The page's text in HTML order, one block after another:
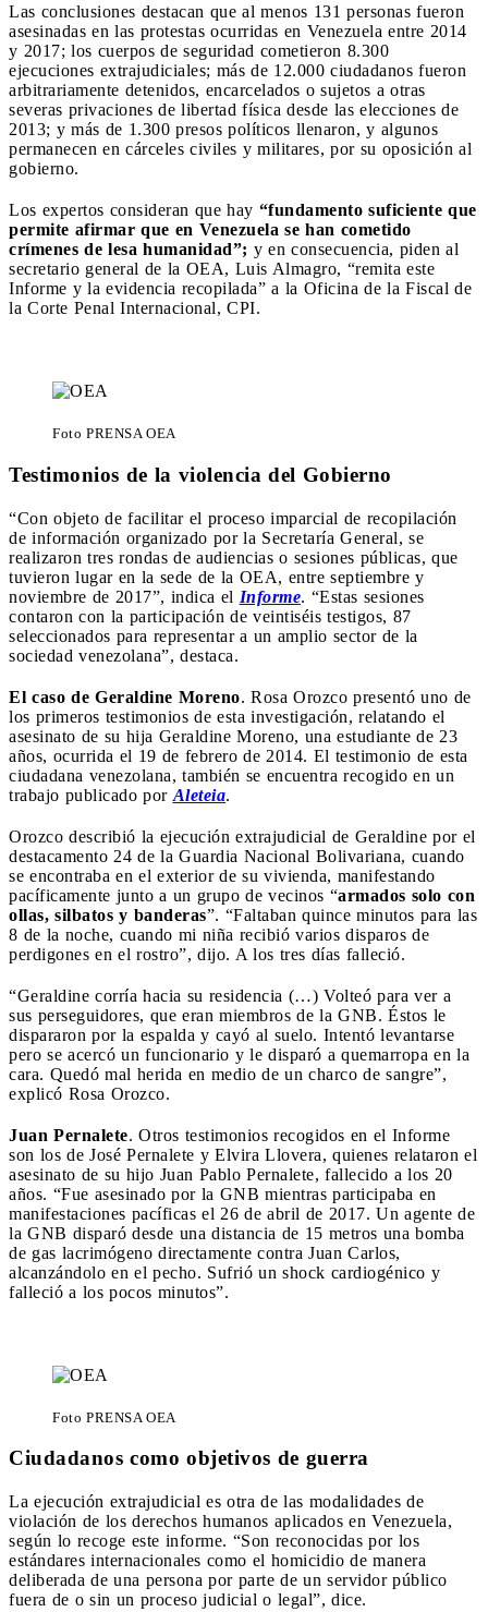
Las conclusiones destacan que al menos 131 personas fueron
asesinadas en las protestas ocurridas en Venezuela entre 2014
y 2017; los cuerpos de seguridad cometieron 8.300
ejecuciones extrajudiciales; más de 12.000 ciudadanos fueron
arbitrariamente detenidos, encarcelados o sujetos a otras
severas privaciones de libertad física desde las elecciones de
2013; y más de 1.300 presos políticos llenaron, y algunos
permanecen en cárceles civiles y militares, por su oposición al
gobierno.
Los expertos consideran que hay “fundamento suficiente que
permite afirmar que en Venezuela se han cometido
crímenes de lesa humanidad”; y en consecuencia, piden al
secretario general de la OEA, Luis Almagro, “remita este
Informe y la evidencia recopilada” a la Oficina de la Fiscal de
la Corte Penal Internacional, CPI.
Foto PRENSA OEA
Testimonios de la violencia del Gobierno
“Con objeto de facilitar el proceso imparcial de recopilación
de información organizado por la Secretaría General, se
realizaron tres rondas de audiencias o sesiones públicas, que
tuvieron lugar en la sede de la OEA, entre septiembre y
noviembre de 2017”, indica el Informe. “Estas sesiones
contaron con la participación de veintiséis testigos, 87
seleccionados para representar a un amplio sector de la
sociedad venezolana”, destaca.
El caso de Geraldine Moreno. Rosa Orozco presentó uno de
los primeros testimonios de esta investigación, relatando el
asesinato de su hija Geraldine Moreno, una estudiante de 23
años, ocurrida el 19 de febrero de 2014. El testimonio de esta
ciudadana venezolana, también se encuentra recogido en un
trabajo publicado por Aleteia.
Orozco describió la ejecución extrajudicial de Geraldine por el
destacamento 24 de la Guardia Nacional Bolivariana, cuando
se encontraba en el exterior de su vivienda, manifestando
pacíficamente junto a un grupo de vecinos “armados solo con
ollas, silbatos y banderas”. “Faltaban quince minutos para las
8 de la noche, cuando mi niña recibió varios disparos de
perdigones en el rostro”, dijo. A los tres días falleció.
“Geraldine corría hacia su residencia (…) Volteó para ver a
sus perseguidores, que eran miembros de la GNB. Éstos le
dispararon por la espalda y cayó al suelo. Intentó levantarse
pero se acercó un funcionario y le disparó a quemarropa en la
cara. Quedó mal herida en medio de un charco de sangre”,
explicó Rosa Orozco.
Juan Pernalete. Otros testimonios recogidos en el Informe
son los de José Pernalete y Elvira Llovera, quienes relataron el
asesinato de su hijo Juan Pablo Pernalete, fallecido a los 20
años. “Fue asesinado por la GNB mientras participaba en
manifestaciones pacíficas el 26 de abril de 2017. Un agente de
la GNB disparó desde una distancia de 15 metros una bomba
de gas lacrimógeno directamente contra Juan Carlos,
alcanzándolo en el pecho. Sufrió un shock cardiogénico y
falleció a los pocos minutos”.
Foto PRENSA OEA
Ciudadanos como objetivos de guerra
La ejecución extrajudicial es otra de las modalidades de
violación de los derechos humanos aplicados en Venezuela,
según lo recoge este informe. “Son reconocidas por los
estándares internacionales como el homicidio de manera
deliberada de una persona por parte de un servidor público
fuera de o sin un proceso judicial o legal”, dice.